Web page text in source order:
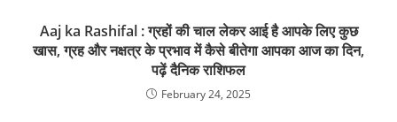
Aaj ka Rashifal : ग्रहों की चाल लेकर आई है आपके लिए कुछ
खास, ग्रह और नक्षत्र के प्रभाव में कैसे बीतेगा आपका आज का दिन,
पढ़ें दैनिक राशिफल
February 24, 2025